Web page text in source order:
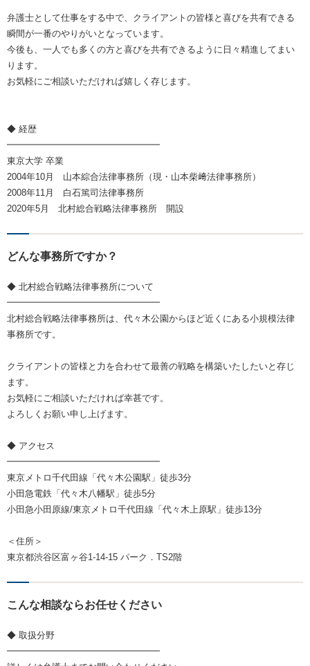
弁護士として仕事をする中で、クライアントの皆様と喜びを共有できる
瞬間が一番のやりがいとなっています。
今後も、一人でも多くの方と喜びを共有できるように日々精進してまい
ります。
お気軽にご相談いただければ嬉しく存じます。
◆ 経歴
━━━━━━━━━━━━━━━━━
東京大学 卒業
2004年10月 山本綜合法律事務所（現・山本柴﨑法律事務所）
2008年11月 白石篤司法律事務所
2020年5月 北村総合戦略法律事務所 開設
どんな事務所ですか？
◆ 北村総合戦略法律事務所について
━━━━━━━━━━━━━━━━━
北村総合戦略法律事務所は、代々木公園からほど近くにある小規模法律
事務所です。
クライアントの皆様と力を合わせて最善の戦略を構築いたしたいと存じ
ます。
お気軽にご相談いただければ幸甚です。
よろしくお願い申し上げます。
◆ アクセス
━━━━━━━━━━━━━━━━━
東京メトロ千代田線「代々木公園駅」徒歩3分
小田急電鉄「代々木八幡駅」徒歩5分
小田急小田原線/東京メトロ千代田線「代々木上原駅」徒歩13分
＜住所＞
東京都渋谷区富ヶ谷1-14-15 パーク．TS2階
こんな相談ならお任せください
◆ 取扱分野
━━━━━━━━━━━━━━━━━